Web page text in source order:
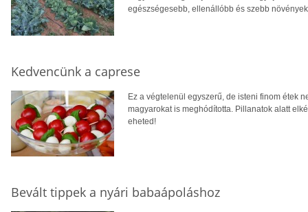
egészségesebb, ellenállóbb és szebb
Kedvencünk a caprese
Ez a végtelenül egyszerű, de isteni finom étek
magyarokat is meghódította. Pillanatok alatt
eheted!
Bevált tippek a nyári babaápoláshoz